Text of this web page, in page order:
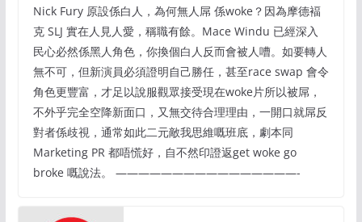
Nick Fury 原設係白人，為何無人屌 係woke？因為摩德褔
克 SLJ 實在人見人愛，稱職有餘。Mace Windu 已經深入
民心必然係黑人角色，你換個白人反而會被人嘈。如要轉人
無不可，但新演員必須證明自己勝任，甚至race swap 會令
角色更豐富，才足以說服觀眾接受現在woke片所以被屌，
不外乎完全空降新面口，又無交待合理理由，一開口就屌反
對者係歧視，通常如此二元敵我思維嘅班底，劇本同
Marketing PR 都唔慌好，自不然印證返get woke go
broke 嘅說法。 ————————————————-